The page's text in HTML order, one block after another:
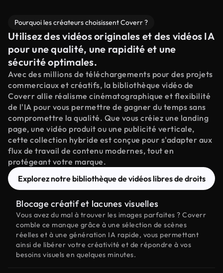
Pourquoi les créateurs choisissent Coverr ?
Utilisez des vidéos originales et des vidéos IA
pour une qualité, une rapidité et une
sécurité optimales.
Avec des millions de téléchargements pour des projets
commerciaux et créatifs, la bibliothèque vidéo de
Coverr allie réalisme cinématographique et flexibilité
de l'IA pour vous permettre de gagner du temps sans
compromettre la qualité. Que vous créiez une landing
page, une vidéo produit ou une publicité verticale,
cette collection hybride est conçue pour s'adapter aux
flux de travail de contenu modernes, tout en
protégeant votre marque.
Explorez notre bibliothèque de vidéos libres de droits
Blocage créatif et lacunes visuelles
Vous avez du mal à trouver les images parfaites ? Coverr
comble ce manque grâce à une sélection de scènes
réelles et à une génération IA rapide, vous permettant
ainsi de libérer votre créativité et de répondre à vos
besoins visuels en quelques minutes.